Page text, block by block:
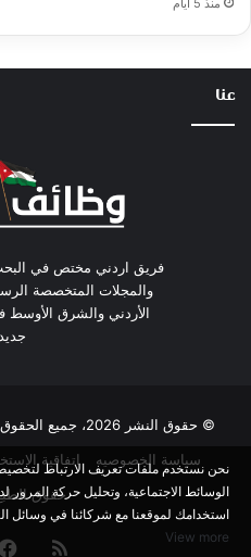
منذ 5 أيام
عنا
فريق اردني مختص في
والمجلات المتخصصة
الأردني والشرق
© حقوق النشر 2026، جميع الحقوق محفوظة |
سياسة الخصوصيه
اتفاقية
حقوق
ملخص
نحن نستخدم ملفات تعريف الارتباط
الوسائط الاجتماعية، وتحليل حركة المرور
استخدامك لموقعنا مع شركائنا في وسائل
View more